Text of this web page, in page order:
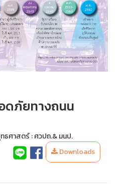
ดภัยทางถนน
ธศาสตร์ : ศวปถ.& มนป.
Downloads